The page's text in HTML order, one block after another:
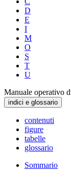
D
E
I
M
O
S
T
U
Manuale operativo
indici e glossario
contenuti
figure
tabelle
glossario
Sommario